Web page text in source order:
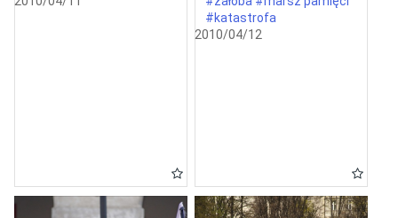
lotniczej w
#katastrofa
2010/04/12